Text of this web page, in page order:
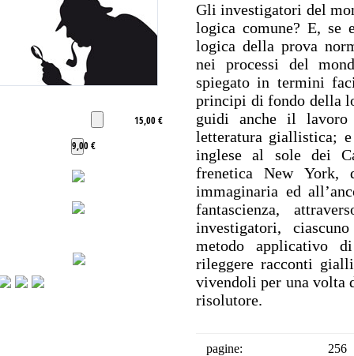
15,00 €
9,00 €
Gli investigatori del
logica comune? E, se
logica della prova
nei processi del
spiegato in termini
principi di fondo della
guidi anche il lavoro
letteratura giallistica;
inglese al sole dei
frenetica New
immaginaria ed
fantascienza,
investigatori,
metodo applicativo
rileggere racconti
vivendoli per una volta
risolutore.
pagine:
256